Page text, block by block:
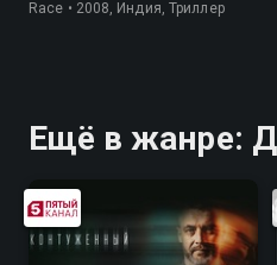
Race • 2008, Индия, Триллер
Ещё в жанре: